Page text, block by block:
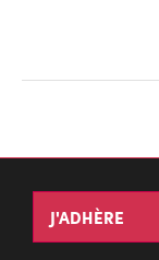
J'ADHÈRE